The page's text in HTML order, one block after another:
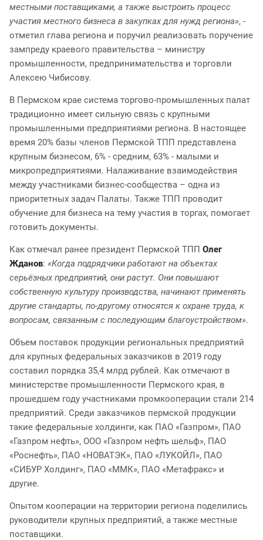
местными поставщиками, а также выстроить процесс
участия местного бизнеса в закупках для нужд региона», -
отметил глава региона и поручил реализовать поручение
зампреду краевого правительства – министру
промышленности, предпринимательства и торговли
Алексею Чибисову.
В Пермском крае система торгово-промышленных палат
традиционно имеет сильную связь с крупными
промышленными предприятиями региона. В настоящее
время 20% базы членов Пермской ТПП представлена
крупным бизнесом, 6% - средним, 63% - малыми и
микропредприятиями. Налаживание взаимодействия
между участниками бизнес-сообщества – одна из
приоритетных задач Палаты. Также ТПП проводит
обучение для бизнеса на тему участия в торгах, помогает
готовить документы.
Как отмечал ранее президент Пермской ТПП Олег
Жданов: «Когда подрядчики работают на объектах
серьёзных предприятий, они растут. Они повышают
собственную культуру производства, начинают применять
другие стандарты, по-другому относятся к охране труда, к
вопросам, связанным с последующим благоустройством».
Объем поставок продукции региональных предприятий
для крупных федеральных заказчиков в 2019 году
составил порядка 35,4 млрд рублей. Как отмечают в
министерстве промышленности Пермского края, в
прошедшем году участниками промкооперации стали 214
предприятий. Среди заказчиков пермской продукции
такие федеральные холдинги, как ПАО «Газпром», ПАО
«Газпром нефть», ООО «Газпром нефть шельф», ПАО
«Роснефть», ПАО «НОВАТЭК», ПАО «ЛУКОЙЛ», ПАО
«СИБУР Холдинг», ПАО «ММК», ПАО «Метафракс» и
другие.
Опытом кооперации на территории региона поделились
руководители крупных предприятий, а также местные
поставщики.